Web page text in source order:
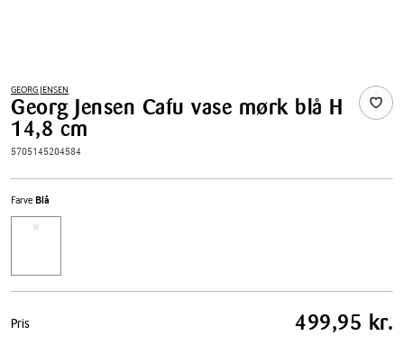
GEORG JENSEN
Georg Jensen Cafu vase mørk blå H
14,8 cm
5705145204584
Farve Blå
Pris
tabel
Pris 499,95 kr.